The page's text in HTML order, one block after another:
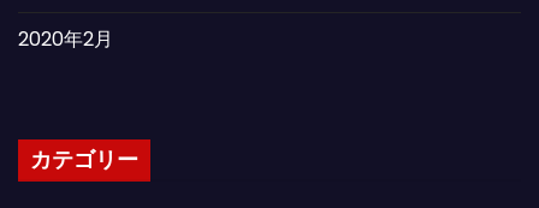
2020年2月
カテゴリー